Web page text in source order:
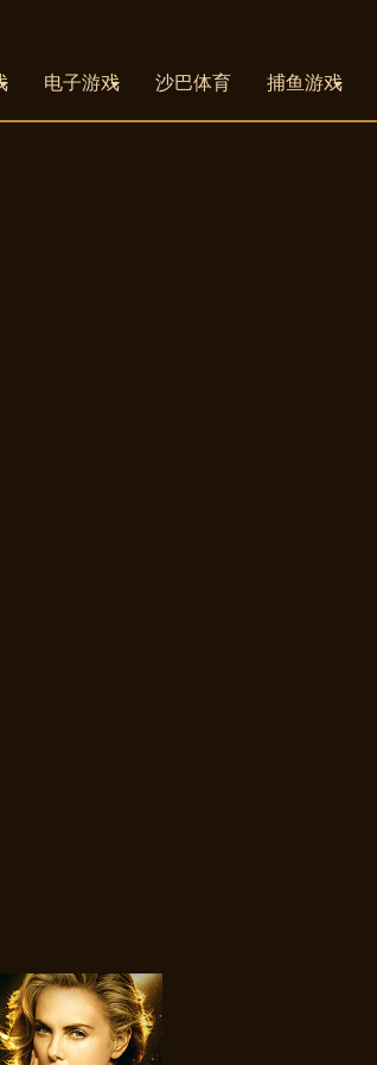
电子游戏 沙巴体育 捕鱼游戏